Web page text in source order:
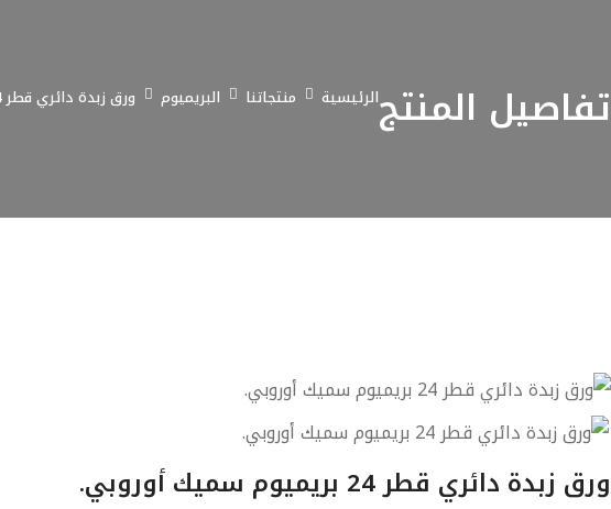
تفاصيل المنتجالرئيسية منتجاتنا البريميوم ورق زبدة دائري قطر 24 بريميوم...
ورق زبدة دائري قطر 24 بريميوم سميك أوروبي.